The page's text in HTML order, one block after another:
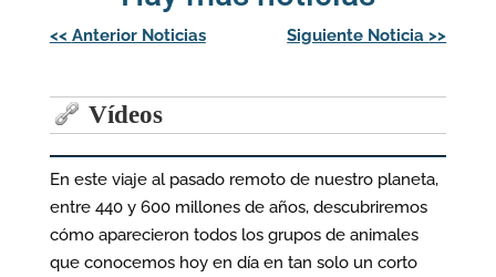
Navegación
de
<< Anterior Noticias Siguiente Noticia >>
Vídeos
En este viaje al pasado remoto de nuestro planeta,
entre 440 y 600 millones de años, descubriremos
cómo aparecieron todos los grupos de animales
que conocemos hoy en día en tan solo un corto